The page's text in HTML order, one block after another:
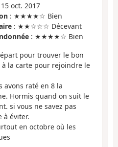
oct. 2017
: ★★★★☆ Bien
: ★★☆☆☆ Décevant
: ★★★★☆ Bien
pour trouver le bon
la carte pour rejoindre le
avons raté en 8 la
Hormis quand on suit le
si vous ne savez pas
à éviter.
en octobre où les